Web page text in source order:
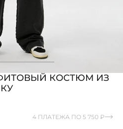
КОСТЮМ ИЗ
4 ПЛАТЕЖА ПО 5 750 ₽